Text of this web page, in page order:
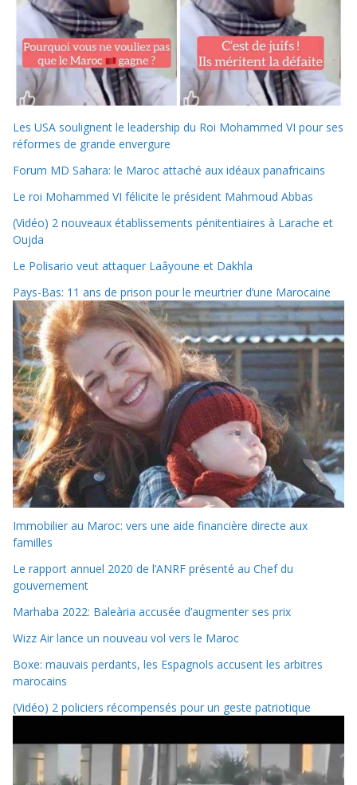
Les USA soulignent le leadership du Roi Mohammed VI pour ses
réformes de grande envergure
Forum MD Sahara: le Maroc attaché aux idéaux panafricains
Le roi Mohammed VI félicite le président Mahmoud Abbas
(Vidéo) 2 nouveaux établissements pénitentiaires à Larache et
Oujda
Le Polisario veut attaquer Laâyoune et Dakhla
Pays-Bas: 11 ans de prison pour le meurtrier d’une Marocaine
Immobilier au Maroc: vers une aide financière directe aux
familles
Le rapport annuel 2020 de l’ANRF présenté au Chef du
gouvernement
Marhaba 2022: Baleària accusée d’augmenter ses prix
Wizz Air lance un nouveau vol vers le Maroc
Boxe: mauvais perdants, les Espagnols accusent les arbitres
marocains
(Vidéo) 2 policiers récompensés pour un geste patriotique